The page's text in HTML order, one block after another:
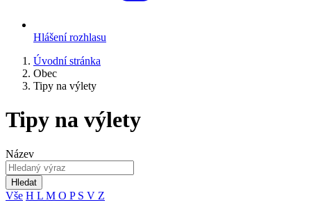
Hlášení rozhlasu
Úvodní stránka
Obec
Tipy na výlety
Tipy na výlety
Název
Hledat
Vše H L M O P S V Z